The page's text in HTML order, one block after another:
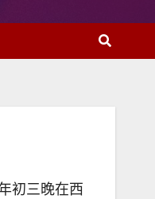
初三晚在西